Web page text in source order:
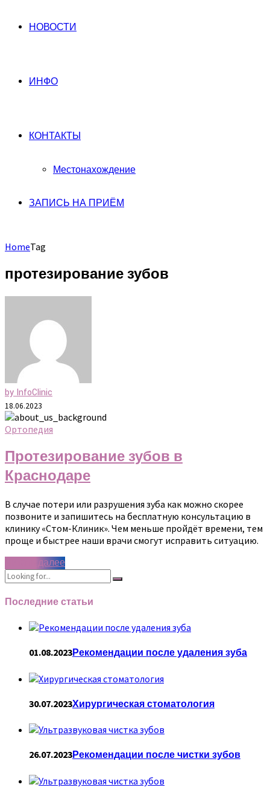
НОВОСТИ
ИНФО
КОНТАКТЫ
Местонахождение
ЗАПИСЬ НА ПРИЁМ
HomeTag
протезирование зубов
by InfoClinic
18.06.2023
Ортопедия
Протезирование зубов в
Краснодаре
В случае потери или разрушения зуба как можно скорее
позвоните и запишитесь на бесплатную консультацию в
клинику «Стом-Клиник». Чем меньше пройдёт времени, тем
проще и быстрее наши врачи смогут исправить ситуацию.
Читать далее
Последние статьи
01.08.2023Рекомендации после удаления зуба
30.07.2023Хирургическая стоматология
26.07.2023Рекомендации после чистки зубов